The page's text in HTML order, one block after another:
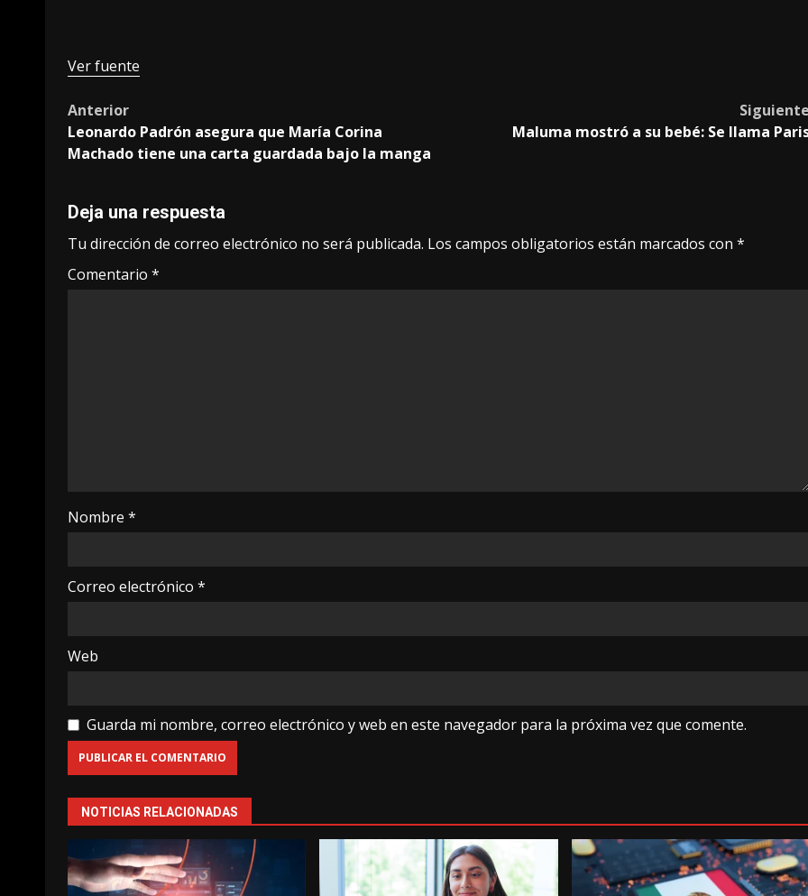
Ver fuente
Post
navigation
Anterior
Leonardo Padrón asegura que María Corina
Machado tiene una carta guardada bajo la manga
Maluma mostró a su bebé: Se llama
Deja una respuesta
Tu dirección de correo electrónico no será publicada. Los campos obligatorios están marcados con *
Comentario *
Nombre *
Correo electrónico *
Web
Guarda mi nombre, correo electrónico y web en este navegador para la próxima vez que comente.
NOTICIAS RELACIONADAS